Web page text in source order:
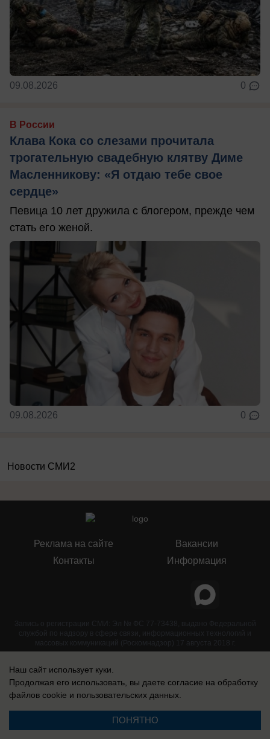
09.08.2026 0
В России
Клава Кока со слезами прочитала
трогательную свадебную клятву Диме
Масленникову: «Я отдаю тебе свое
сердце»
Певица 10 лет дружила с блогером, прежде чем
стать его женой.
09.08.2026 0
Новости СМИ2
Реклама на сайте
Контакты
Вакансии
Информация
Запись о регистрации СМИ: Эл № ФС 77-73438, выдано Федеральной
службой по надзору в сфере связи, информационных технологий и
массовых коммуникаций (Роскомнадзор) 17 августа 2018 г.
Наш сайт использует куки.
Продолжая его использовать, вы даете согласие на обработку
файлов cookie и пользовательских данных.
ПОНЯТНО